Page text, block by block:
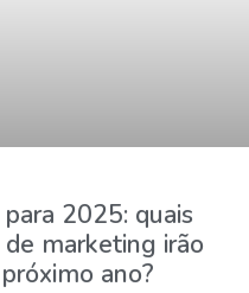
2025: quais
marketing irão
ano?